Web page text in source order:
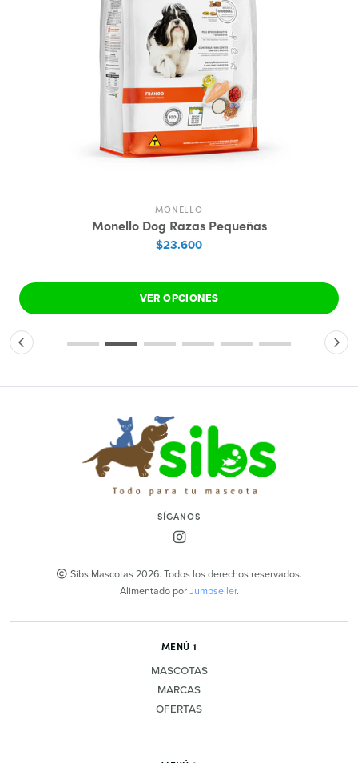
MONELLO
Monello Dog Razas Pequeñas
$23.600
VER OPCIONES
SÍGANOS
Sibs Mascotas 2026. Todos los derechos reservados.
Alimentado porJumpseller.
MENÚ 1
MASCOTAS
MARCAS
OFERTAS